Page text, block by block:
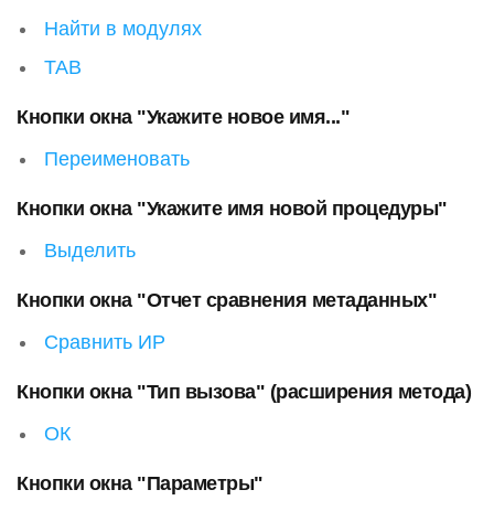
Найти в модулях
TAB
Кнопки окна "Укажите новое имя..."
Переименовать
Кнопки окна "Укажите имя новой процедуры"
Выделить
Кнопки окна "Отчет сравнения метаданных"
Сравнить ИР
Кнопки окна "Тип вызова" (расширения метода)
ОК
Кнопки окна "Параметры"